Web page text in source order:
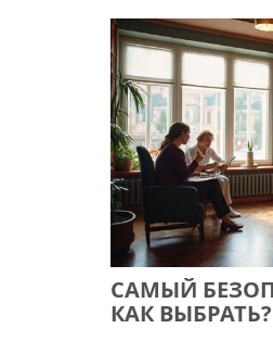
популярные
САМЫЙ
КАК ВЫБРАТЬ?